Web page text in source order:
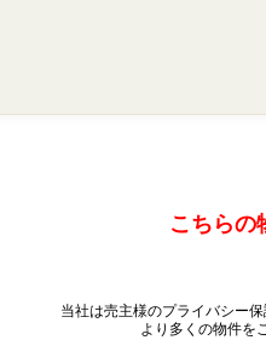
こちらの
当社は売主様のプライバシー
より多くの物件を